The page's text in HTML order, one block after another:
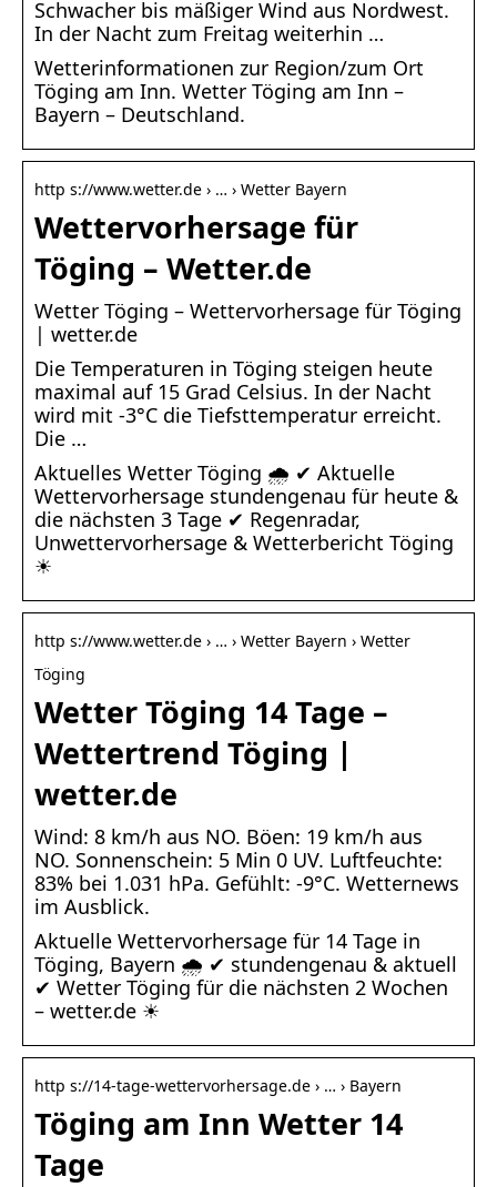
Schwacher bis mäßiger Wind aus Nordwest.
In der Nacht zum Freitag weiterhin …
Wetterinformationen zur Region/zum Ort
Töging am Inn. Wetter Töging am Inn –
Bayern – Deutschland.
http s://www.wetter.de › … › Wetter Bayern
Wettervorhersage für
Töging – Wetter.de
Wetter Töging – Wettervorhersage für Töging
| wetter.de
Die Temperaturen in Töging steigen heute
maximal auf 15 Grad Celsius. In der Nacht
wird mit -3°C die Tiefsttemperatur erreicht.
Die …
Aktuelles Wetter Töging 🌧️ ✔ Aktuelle
Wettervorhersage stundengenau für heute &
die nächsten 3 Tage ✔ Regenradar,
Unwettervorhersage & Wetterbericht Töging
☀
http s://www.wetter.de › … › Wetter Bayern › Wetter
Töging
Wetter Töging 14 Tage –
Wettertrend Töging |
wetter.de
Wind: 8 km/h aus NO. Böen: 19 km/h aus
NO. Sonnenschein: 5 Min 0 UV. Luftfeuchte:
83% bei 1.031 hPa. Gefühlt: -9°C. Wetternews
im Ausblick.
Aktuelle Wettervorhersage für 14 Tage in
Töging, Bayern 🌧️ ✔ stundengenau & aktuell
✔ Wetter Töging für die nächsten 2 Wochen
– wetter.de ☀
http s://14-tage-wettervorhersage.de › … › Bayern
Töging am Inn Wetter 14
Tage